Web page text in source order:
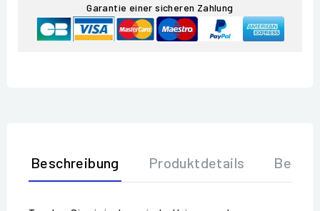
Garantie einer sicheren Zahlung
Beschreibung Produktdetails